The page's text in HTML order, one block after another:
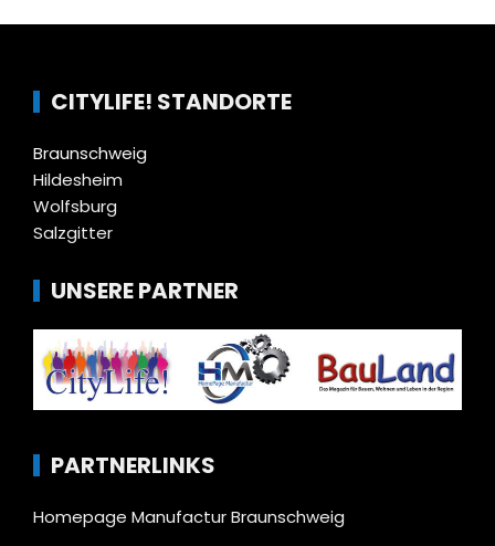
CITYLIFE! STANDORTE
Braunschweig
Hildesheim
Wolfsburg
Salzgitter
UNSERE PARTNER
PARTNERLINKS
Homepage Manufactur Braunschweig